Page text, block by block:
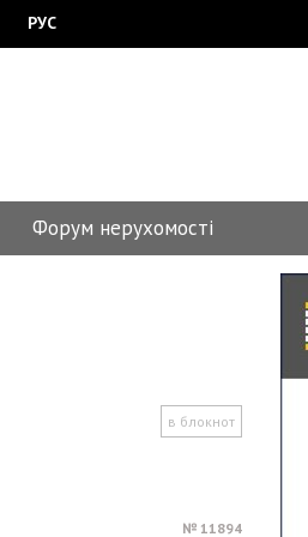
РУС
Форум нерухомості
в блокнот
№ 11894